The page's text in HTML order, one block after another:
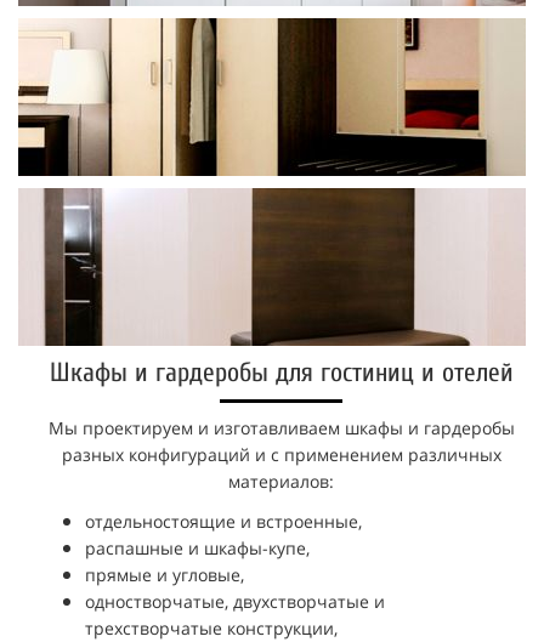
Шкафы и гардеробы для гостиниц и отелей
Мы проектируем и изготавливаем шкафы и гардеробы
разных конфигураций и с применением различных
материалов:
отдельностоящие и встроенные,
распашные и шкафы-купе,
прямые и угловые,
одностворчатые, двухстворчатые и
трехстворчатые конструкции,